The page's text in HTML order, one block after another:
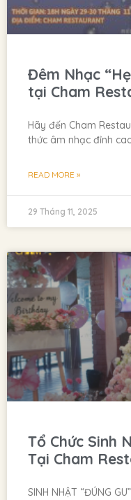
Đêm Nhạc
tại Cham
Hãy đến Cham
thức âm nhạc đỉnh
READ MORE »
29 Tháng 11, 2025
Tổ Chức Sinh
Tại Cham
SINH NHẬT “ĐÚNG